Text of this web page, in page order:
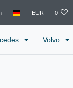
EUR 0
Volvo